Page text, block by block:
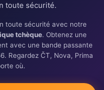
toute sécurité.
toute sécurité avec notre
tchèque. Obtenez une
avec une bande passante
Regardez ČT, Nova, Prima
où.